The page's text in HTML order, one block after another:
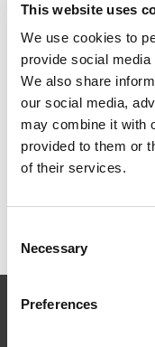
This website uses
We use cookies to
provide social
We also share
our social media,
may combine it with
provided to them or
of their services.
Selection
Necessary
Preferences
Används i